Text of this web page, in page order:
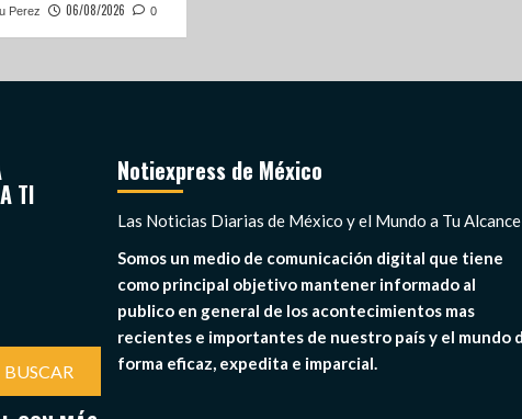
Perez 06/08/2026 0
TI
Notiexpress de México
Las Noticias Diarias de México y el Mundo a Tu Alcance
Somos un medio de comunicación digital que tiene
como principal objetivo mantener informado al
publico en general de los acontecimientos mas
recientes e importantes de nuestro país y el mundo
forma eficaz, expedita e imparcial.